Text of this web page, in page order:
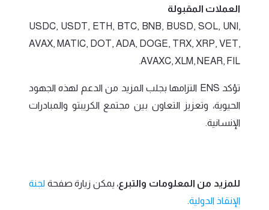
العملات المقبولة
USDC, USDT, ETH, BTC, BNB, BUSD, SOL, UNI,
AVAX, MATIC, DOT, ADA, DOGE, TRX, XRP, VET,
AVAXC, XLM, NEAR, FIL.
تؤكد ENS التزامها بجلب المزيد من الدعم لهذه الجهود
الحيوية، وتعزيز التعاون بين مجتمع الكريبتو والمبادرات
الإنسانية.
للمزيد من المعلومات والتبرع، يمكن زيارة صفحة لجنة
الإنقاذ الدولية.